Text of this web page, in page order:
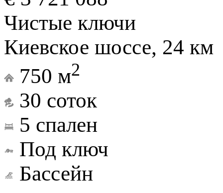
Чистые ключи
Киевское шоссе, 24 км
750 м2
30 соток
5 спален
Под ключ
Бассейн